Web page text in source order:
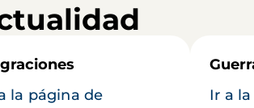
la página de
Ir a